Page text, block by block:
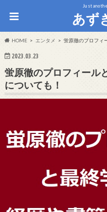
Just
あず
HOME エンタメ 蛍原徹のプロフィ
2023.03.23
蛍原徹のプロフィール
についても！